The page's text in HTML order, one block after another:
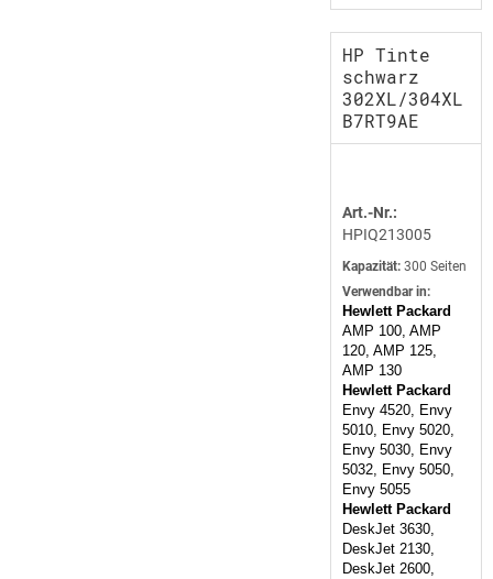
HP Tinte
schwarz
302XL/304XL
B7RT9AE
Art.-Nr.:
HPIQ213005
Kapazität: 300 Seiten
Verwendbar in:
Hewlett Packard
AMP 100, AMP
120, AMP 125,
AMP 130
Hewlett Packard
Envy 4520, Envy
5010, Envy 5020,
Envy 5030, Envy
5032, Envy 5050,
Envy 5055
Hewlett Packard
DeskJet 3630,
DeskJet 2130,
DeskJet 2600,